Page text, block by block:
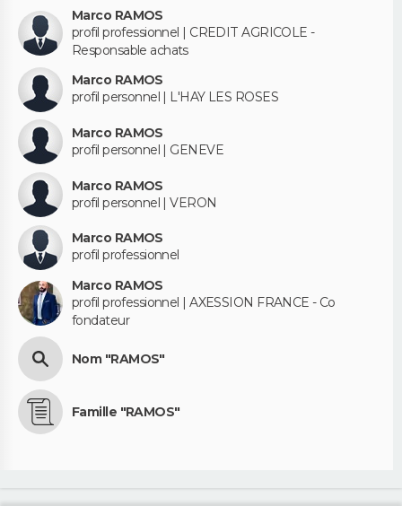
Marco RAMOS
profil professionnel | CREDIT AGRICOLE -
Responsable achats
Marco RAMOS
profil personnel | L'HAY LES ROSES
Marco RAMOS
profil personnel | GENEVE
Marco RAMOS
profil personnel | VERON
Marco RAMOS
profil professionnel
Marco RAMOS
profil professionnel | AXESSION FRANCE - Co
fondateur
Nom "RAMOS"
Famille "RAMOS"